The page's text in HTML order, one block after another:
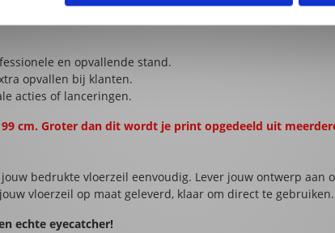
een vochtige doek.
en opvallende stand.
opvallen bij klanten.
acties of lanceringen.
cm. Groter dan dit wordt je print opgedeeld uit
bedrukte vloerzeil eenvoudig. Lever jouw ontwerp
vloerzeil op maat geleverd, klaar om direct te gebruiken.
echte eyecatcher!